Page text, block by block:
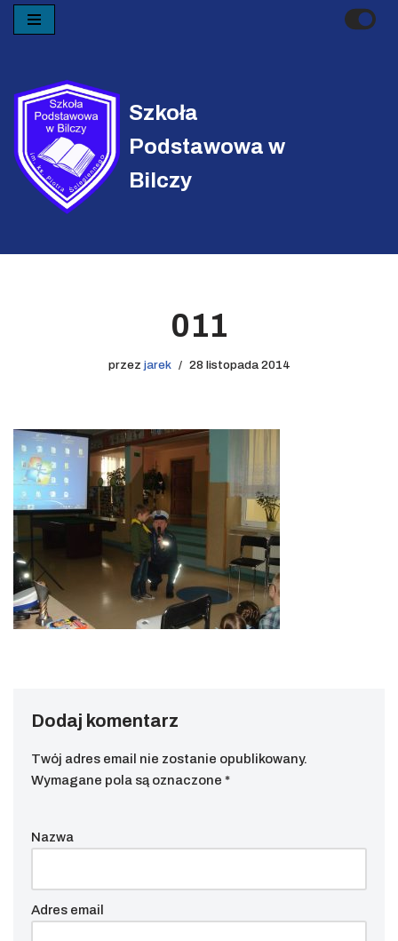
treści
Szkoła
Podstawowa w
Bilczy
011
przez jarek 28 listopada 2014
Dodaj komentarz
Twój adres email nie zostanie opublikowany.
Wymagane pola są oznaczone *
Nazwa
Adres email